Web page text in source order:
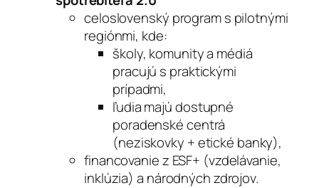
celoslovenský program s pilotnými
regiónmi, kde:
školy, komunity a médiá
pracujú s praktickými
prípadmi,
ľudia majú dostupné
poradenské centrá
(neziskovky + etické banky),
financovanie z ESF+ (vzdelávanie,
inklúzia) a národných zdrojov.